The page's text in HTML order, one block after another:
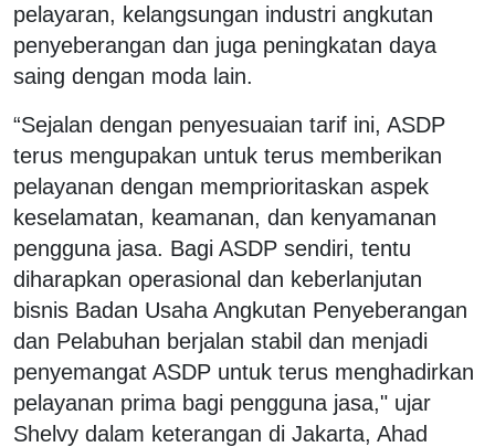
pelayaran, kelangsungan industri angkutan
penyeberangan dan juga peningkatan daya
saing dengan moda lain.
“Sejalan dengan penyesuaian tarif ini, ASDP
terus mengupakan untuk terus memberikan
pelayanan dengan memprioritaskan aspek
keselamatan, keamanan, dan kenyamanan
pengguna jasa. Bagi ASDP sendiri, tentu
diharapkan operasional dan keberlanjutan
bisnis Badan Usaha Angkutan Penyeberangan
dan Pelabuhan berjalan stabil dan menjadi
penyemangat ASDP untuk terus menghadirkan
pelayanan prima bagi pengguna jasa," ujar
Shelvy dalam keterangan di Jakarta, Ahad